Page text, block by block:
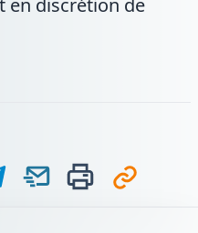
en discrétion de